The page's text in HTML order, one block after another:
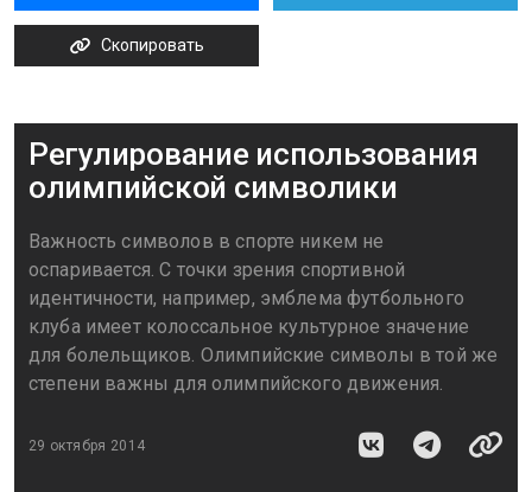
Скопировать
Регулирование использования
олимпийской символики
Важность символов в спорте никем не
оспаривается. С точки зрения спортивной
идентичности, например, эмблема футбольного
клуба имеет колоссальное культурное значение
для болельщиков. Олимпийские символы в той же
степени важны для олимпийского движения.
29 октября 2014